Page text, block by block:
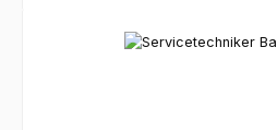
Bildergalerie überspringen